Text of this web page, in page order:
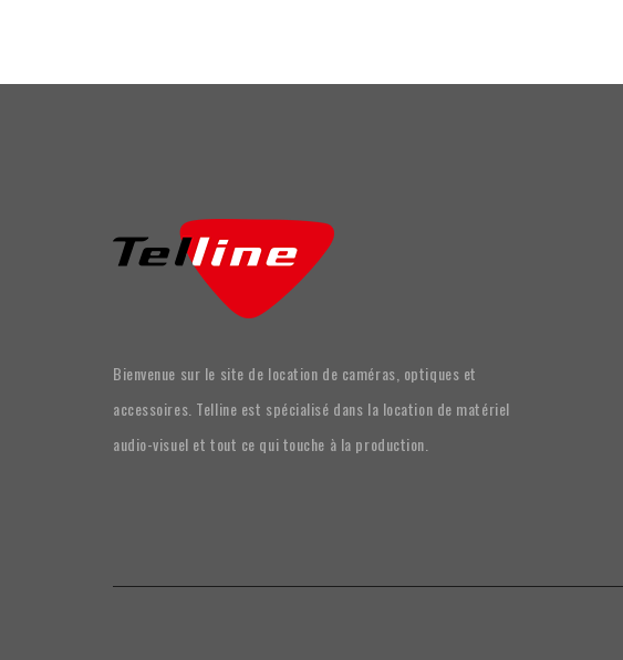
Bienvenue sur le site de location de caméras, optiques et
accessoires. Telline est spécialisé dans la location de matériel
audio-visuel et tout ce qui touche à la production.